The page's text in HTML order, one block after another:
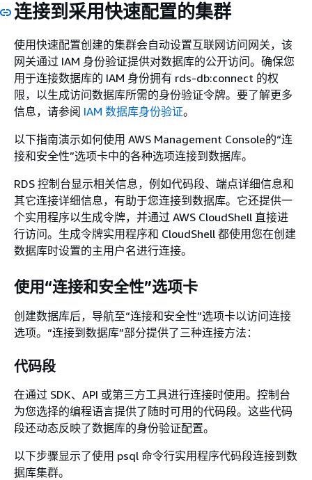
允许受支持的
在 Aurora 标
准支持终止日
期后继续运
行。创建数据
库集群时，
Aurora 默认使
用 RDS 扩展支
持。为了防止
在 Aurora 标
准支持终止日
期后创建新的
数据库集群并
避免支付 RDS
扩展支持费
用，请禁用此
设置。在 RDS
扩展支持定价
会产生费用。
有关更多信
息，请参阅
Aurora 的
连接到采用快速配置的集群
使用快速配置创建的集群会自动设置互联网访问网关，该
网关通过 IAM 身份验证提供对数据库的公开访问。确保您
用于连接数据库的 IAM 身份拥有 rds-db:connect 的权
限，以生成访问数据库所需的身份验证令牌。要了解更多
信息，请参阅 IAM 数据库身份验证。
以下指南演示如何使用 AWS Management Console的“连
接和安全性”选项卡中的各种选项连接到数据库。
RDS 控制台显示相关信息，例如代码段、端点详细信息和
其它连接详细信息，有助于您连接到数据库。它还提供一
个实用程序以生成令牌，并通过 AWS CloudShell 直接进
行访问。生成令牌实用程序和 CloudShell 都使用您在创建
数据库时设置的主用户名进行连接。
使用“连接和安全性”选项卡
创建数据库后，导航至“连接和安全性”选项卡以访问连接
选项。“连接到数据库”部分提供了三种连接方法：
代码段
在通过 SDK、API 或第三方工具进行连接时使用。控制台
为您选择的编程语言提供了随时可用的代码段。这些代码
段还动态反映了数据库的身份验证配置。
以下步骤显示了使用 psql 命令行实用程序代码段连接到数
据库集群。